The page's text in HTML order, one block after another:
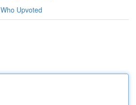
Who Upvoted